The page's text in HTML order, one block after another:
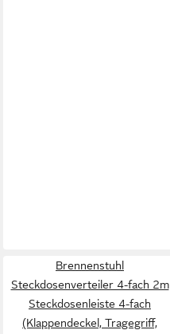
Brennenstuhl
Steckdosenverteiler 4-fach 2m
Steckdosenleiste 4-fach
(Klappendeckel, Tragegriff,